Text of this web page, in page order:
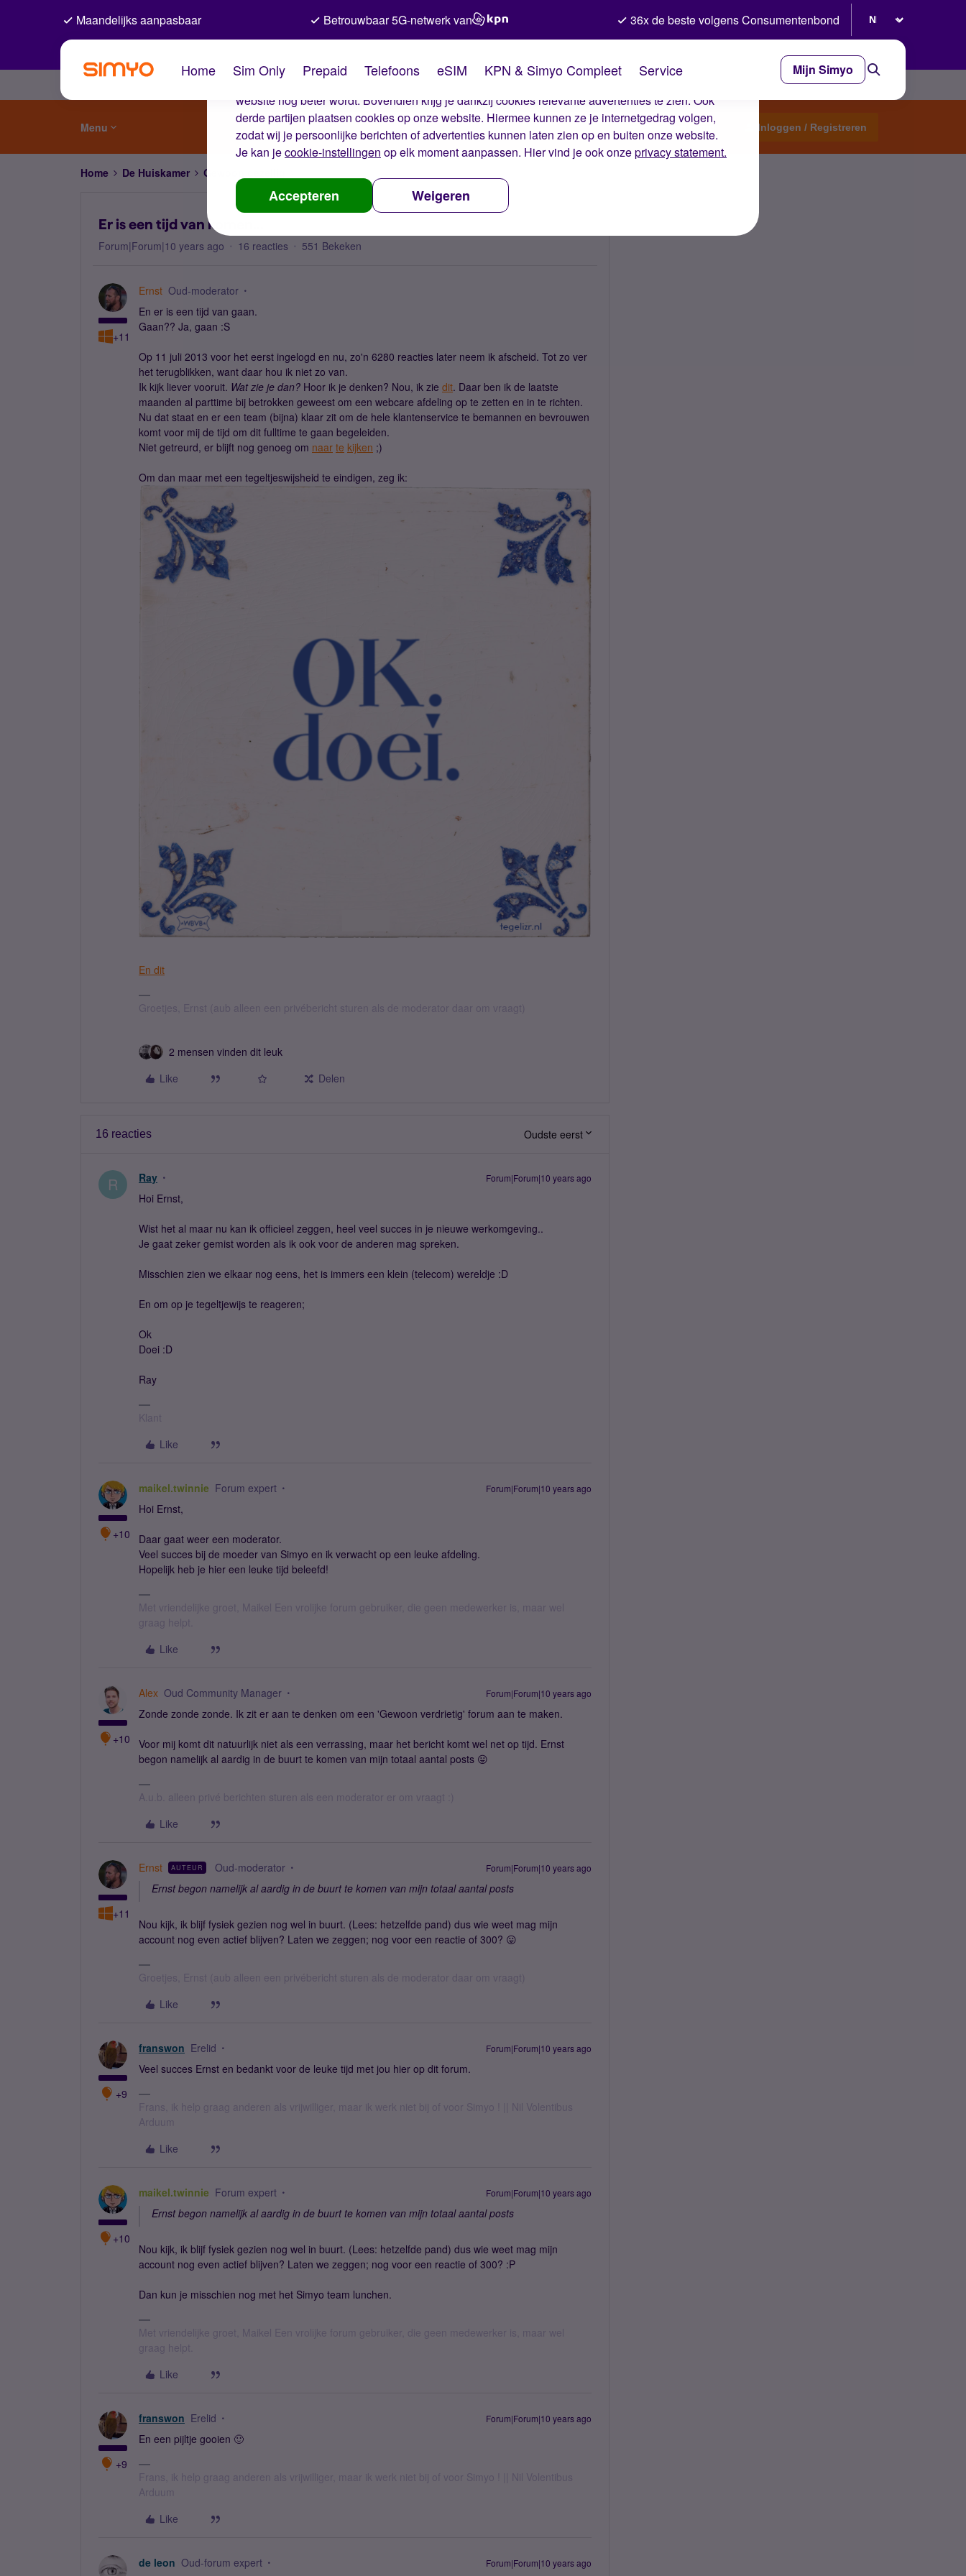
De cookies van Simyo
Wij gebruiken cookies op onze website. Met deze cookies zorgen wij ervoor dat je ervaring op de
website nog beter wordt. Bovendien krijg je dankzij cookies relevante advertenties te zien. Ook
derde partijen plaatsen cookies op onze website. Hiermee kunnen ze je internetgedrag volgen,
zodat wij je persoonlijke berichten of advertenties kunnen laten zien op en buiten onze website.
Je kan jecookie-instellingen op elk moment aanpassen. Hier vind je ook onzeprivacy statement.
Accepteren Weigeren
Maandelijks aanpasbaar Betrouwbaar 5G-netwerk van 36x de beste volgens Consumentenbond
Home Sim Only Prepaid Telefoons eSIM KPN & Simyo Compleet Service Mijn Simyo
Menu Start een topic Inloggen / Registreren
Home De Huiskamer Gewoon gezellig
Er is een tijd van komen...
Forum|Forum|10 years ago 16 reacties 551 Bekeken
+11
Ernst Oud-moderator
En er is een tijd van gaan.
Gaan?? Ja, gaan :S
Op 11 juli 2013 voor het eerst ingelogd en nu, zo'n 6280 reacties later neem ik afscheid. Tot zo ver
het terugblikken, want daar hou ik niet zo van.
Ik kijk liever vooruit. Wat zie je dan? Hoor ik je denken? Nou, ik zie dit. Daar ben ik de laatste
maanden al parttime bij betrokken geweest om een webcare afdeling op te zetten en in te richten.
Nu dat staat en er een team (bijna) klaar zit om de hele klantenservice te bemannen en bevrouwen
komt voor mij de tijd om dit fulltime te gaan begeleiden.
Niet getreurd, er blijft nog genoeg om naar te kijken ;)
Om dan maar met een tegeltjeswijsheid te eindigen, zeg ik:
En dit
Groetjes, Ernst (aub alleen een privébericht sturen als de moderator daar om vraagt)
2 mensen vinden dit leuk
Like
Delen
16 reacties Oudste eerst
R Ray Forum|Forum|10 years ago
Hoi Ernst,
Wist het al maar nu kan ik officieel zeggen, heel veel succes in je nieuwe werkomgeving..
Je gaat zeker gemist worden als ik ook voor de anderen mag spreken.
Misschien zien we elkaar nog eens, het is immers een klein (telecom) wereldje :D
En om op je tegeltjewijs te reageren;
Ok
Doei :D
Ray
Klant
Like
+10
maikel.twinnie Forum expert Forum|Forum|10 years ago
Hoi Ernst,
Daar gaat weer een moderator.
Veel succes bij de moeder van Simyo en ik verwacht op een leuke afdeling.
Hopelijk heb je hier een leuke tijd beleefd!
Met vriendelijke groet, Maikel Een vrolijke forum gebruiker, die geen medewerker is, maar wel
graag helpt.
Like
+10
Alex Oud Community Manager Forum|Forum|10 years ago
Zonde zonde zonde. Ik zit er aan te denken om een 'Gewoon verdrietig' forum aan te maken.
Voor mij komt dit natuurlijk niet als een verrassing, maar het bericht komt wel net op tijd. Ernst
begon namelijk al aardig in de buurt te komen van mijn totaal aantal posts 😛
A.u.b. alleen privé berichten sturen als een moderator er om vraagt :)
Like
+11
Ernst AUTEUR Oud-moderator Forum|Forum|10 years ago
Ernst begon namelijk al aardig in de buurt te komen van mijn totaal aantal posts
Nou kijk, ik blijf fysiek gezien nog wel in buurt. (Lees: hetzelfde pand) dus wie weet mag mijn
account nog even actief blijven? Laten we zeggen; nog voor een reactie of 300? 😛
Groetjes, Ernst (aub alleen een privébericht sturen als de moderator daar om vraagt)
Like
+9
franswon Erelid Forum|Forum|10 years ago
Veel succes Ernst en bedankt voor de leuke tijd met jou hier op dit forum.
Frans, ik help graag anderen als vrijwilliger, maar ik werk niet bij of voor Simyo ! || Nil Volentibus
Arduum
Like
+10
maikel.twinnie Forum expert Forum|Forum|10 years ago
Ernst begon namelijk al aardig in de buurt te komen van mijn totaal aantal posts
Nou kijk, ik blijf fysiek gezien nog wel in buurt. (Lees: hetzelfde pand) dus wie weet mag mijn
account nog even actief blijven? Laten we zeggen; nog voor een reactie of 300? :P
Dan kun je misschien nog met het Simyo team lunchen.
Met vriendelijke groet, Maikel Een vrolijke forum gebruiker, die geen medewerker is, maar wel
graag helpt.
Like
+9
franswon Erelid Forum|Forum|10 years ago
En een pijltje gooien 🙂
Frans, ik help graag anderen als vrijwilliger, maar ik werk niet bij of voor Simyo ! || Nil Volentibus
Arduum
Like
de leon Oud-forum expert Forum|Forum|10 years ago